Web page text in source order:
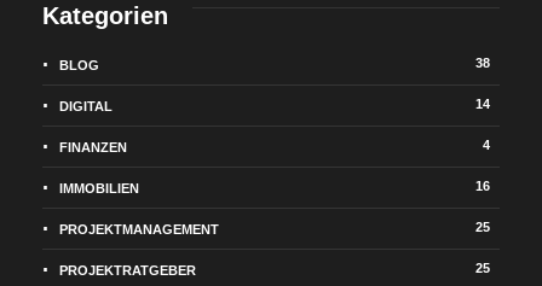
Kategorien
BLOG 38
DIGITAL 14
FINANZEN 4
IMMOBILIEN 16
PROJEKTMANAGEMENT 25
PROJEKTRATGEBER 25